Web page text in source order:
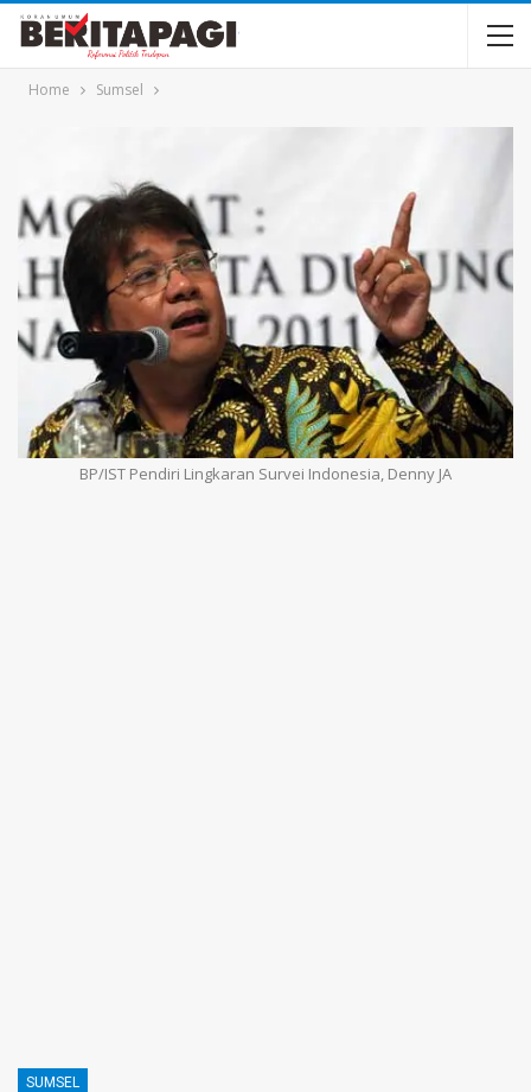
Home Sumsel
BP/IST Pendiri Lingkaran Survei Indonesia, Denny JA
SUMSEL